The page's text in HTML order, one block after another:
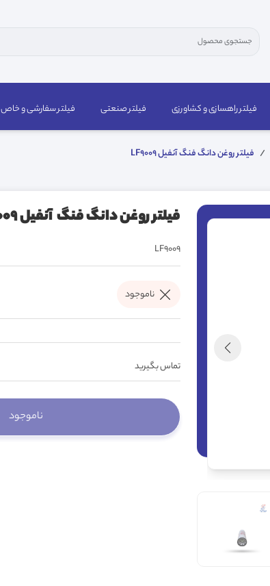
فیلتر راهسازی و کشاورزی فیلتر صنعتی فیلتر سفارشی و خاص
فیلتر روغن دانگ فنگ آنفیل LF9009
فیلتر روغن دانگ فنگ آنفیل LF9009
LF9009
ناموجود
تماس بگیرید